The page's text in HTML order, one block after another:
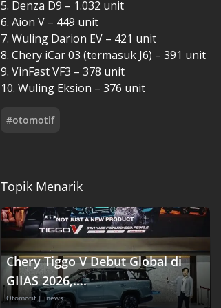
5. Denza D9 – 1.032 unit
6. Aion V – 449 unit
7. Wuling Darion EV – 421 unit
8. Chery iCar 03 (termasuk J6) – 391 unit
9. VinFast VF3 – 378 unit
10. Wuling Eksion – 376 unit
#otomotif
Topik Menarik
Chery Tiggo V Debut Global di
GIIAS 2026,....
Otomotif | inews